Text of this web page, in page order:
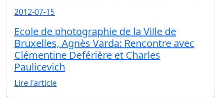
2012-07-15
Ecole de photographie de la Ville de
Bruxelles, Agnès Varda: Rencontre avec
Clémentine Deférière et Charles
Paulicevich
Lire l'article